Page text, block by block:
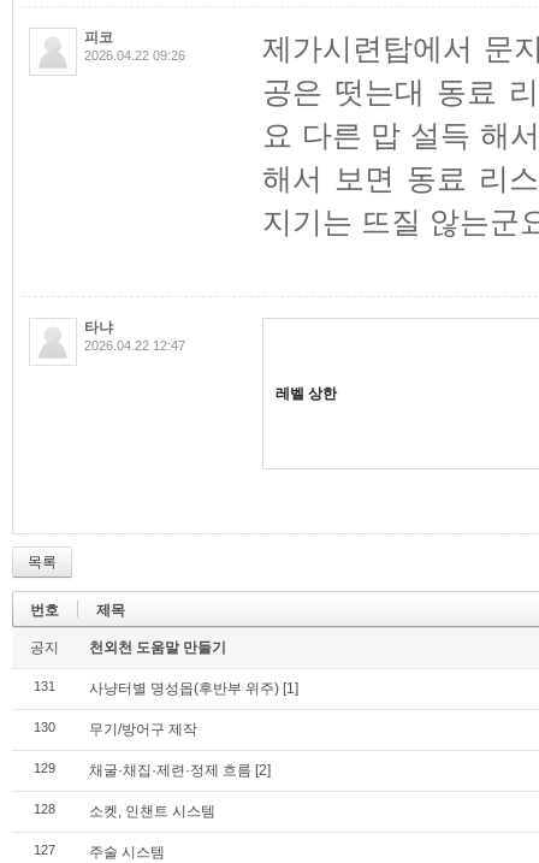
피코
2026.04.22 09:26
제가시련탑에서 문
공은 떳는대 동료
요 다른 맙 설득 해
해서 보면 동료 리
지기는 뜨질 않는군
타냐
2026.04.22 12:47
레벨 상한
목록
번호 제목
공지 천외천 도움말 만들기
131 사냥터별 명성몹(후반부 위주) [1]
130 무기/방어구 제작
129 채굴·채집·제련·정제 흐름 [2]
128 소켓, 인챈트 시스템
127 주술 시스템